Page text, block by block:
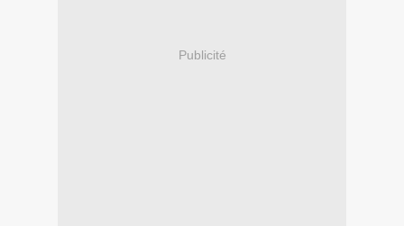
Publicité